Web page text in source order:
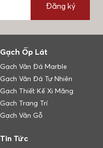
Đăng ký
Gạch Ốp Lát
Gạch Vân Đá Marble
Gạch Vân Đá Tự Nhiên
Gạch Thiết Kế Xi Măng
Gạch Trang Trí
Gạch Vân Gỗ
Tin Tức